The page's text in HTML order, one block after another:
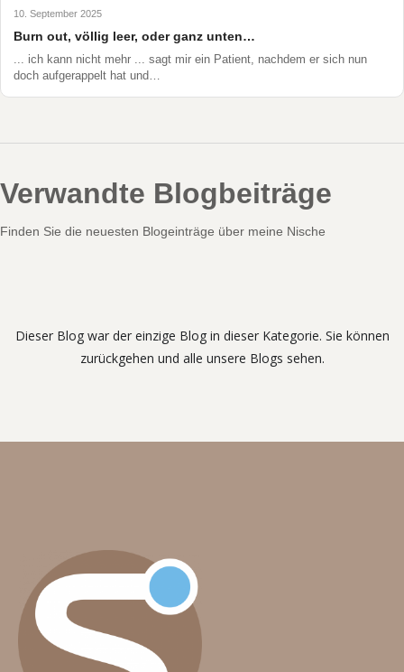
10. September 2025
Burn out, völlig leer, oder ganz unten…
... ich kann nicht mehr ... sagt mir ein Patient, nachdem er sich nun
doch aufgerappelt hat und…
Verwandte Blogbeiträge
Finden Sie die neuesten Blogeinträge über meine Nische
Dieser Blog war der einzige Blog in dieser Kategorie. Sie können
zurückgehen und alle unsere Blogs sehen.